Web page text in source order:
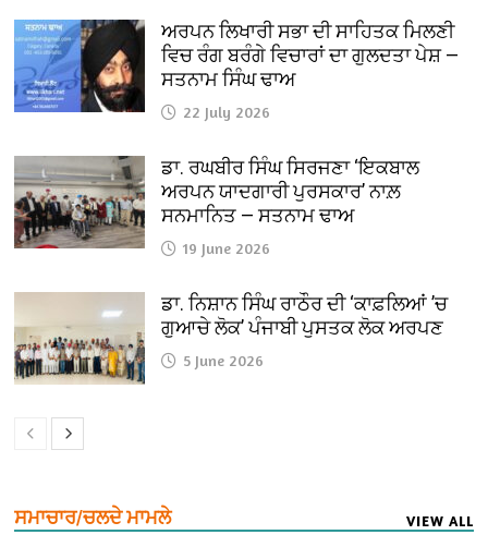
ਅਰਪਨ ਲਿਖਾਰੀ ਸਭਾ ਦੀ ਸਾਹਿਤਕ ਮਿਲਣੀ
ਵਿਚ ਰੰਗ ਬਰੰਗੇ ਵਿਚਾਰਾਂ ਦਾ ਗੁਲਦਤਾ ਪੇਸ਼ —
ਸਤਨਾਮ ਸਿੰਘ ਢਾਅ
22 July 2026
ਡਾ. ਰਘਬੀਰ ਸਿੰਘ ਸਿਰਜਣਾ ‘ਇਕਬਾਲ
ਅਰਪਨ ਯਾਦਗਾਰੀ ਪੁਰਸਕਾਰ’ ਨਾਲ਼
ਸਨਮਾਨਿਤ — ਸਤਨਾਮ ਢਾਅ
19 June 2026
ਡਾ. ਨਿਸ਼ਾਨ ਸਿੰਘ ਰਾਠੌਰ ਦੀ ‘ਕਾਫ਼ਲਿਆਂ ’ਚ
ਗੁਆਚੇ ਲੋਕ’ ਪੰਜਾਬੀ ਪੁਸਤਕ ਲੋਕ ਅਰਪਣ
5 June 2026
ਸਮਾਚਾਰ/ਚਲਦੇ ਮਾਮਲੇ VIEW ALL